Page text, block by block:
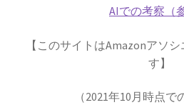
アイザック・ニ
【微積分を駆使し
を明確に定
AIでの考察（
【このサイトはAmazonアソ
す】
（2021年10月時点で